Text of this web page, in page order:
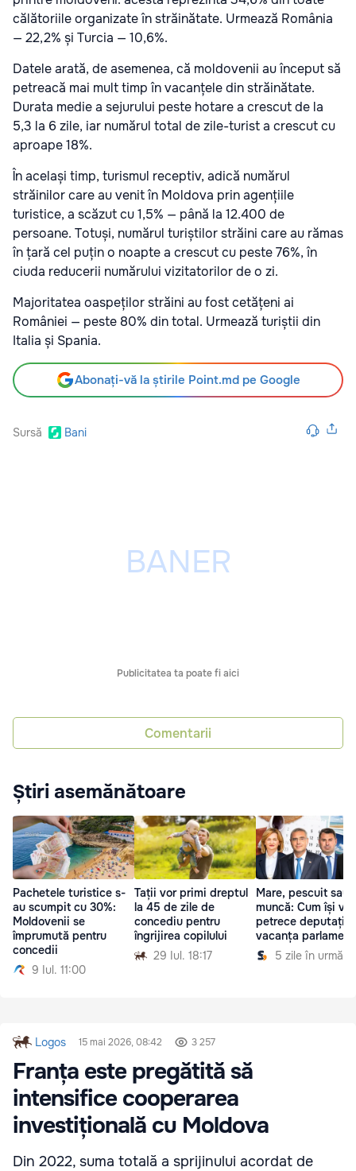
călătoriile organizate în străinătate. Urmează România
— 22,2% și Turcia — 10,6%.
Datele arată, de asemenea, că moldovenii au început să
petreacă mai mult timp în vacanțele din străinătate.
Durata medie a sejurului peste hotare a crescut de la
5,3 la 6 zile, iar numărul total de zile-turist a crescut cu
aproape 18%.
În același timp, turismul receptiv, adică numărul
străinilor care au venit în Moldova prin agențiile
turistice, a scăzut cu 1,5% — până la 12.400 de
persoane. Totuși, numărul turiștilor străini care au rămas
în țară cel puțin o noapte a crescut cu peste 76%, în
ciuda reducerii numărului vizitatorilor de o zi.
Majoritatea oaspeților străini au fost cetățeni ai
României — peste 80% din total. Urmează turiștii din
Italia și Spania.
Abonați-vă la știrile Point.md pe Google
Sursă Bani
Publicitatea ta poate fi aici
Comentarii
Știri asemănătoare
Pachetele turistice s-
au scumpit cu 30%:
Moldovenii se
împrumută pentru
concedii
9 Iul. 11:00
Tații vor primi dreptul
la 45 de zile de
concediu pentru
îngrijirea copilului
29 Iul. 18:17
Mare, pescuit sau
muncă: Cum își vor
petrece deputații
vacanța
5 zile în urmă
Logos 15 mai 2026, 08:42 3 257
Franța este pregătită să
intensifice cooperarea
investițională cu Moldova
Din 2022, suma totală a sprijinului acordat de